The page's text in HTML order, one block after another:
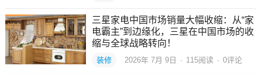
三星家电中国市场销量大幅收缩：从“家
电霸主”到边缘化，三星在中国市场的收
缩与全球战略转向！
装修 2026年 7月 9日 · 115阅读 · 0评论